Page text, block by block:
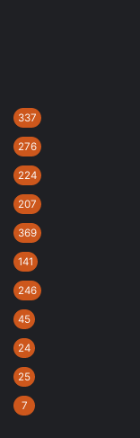
337
276
224
207
369
141
246
45
24
25
7